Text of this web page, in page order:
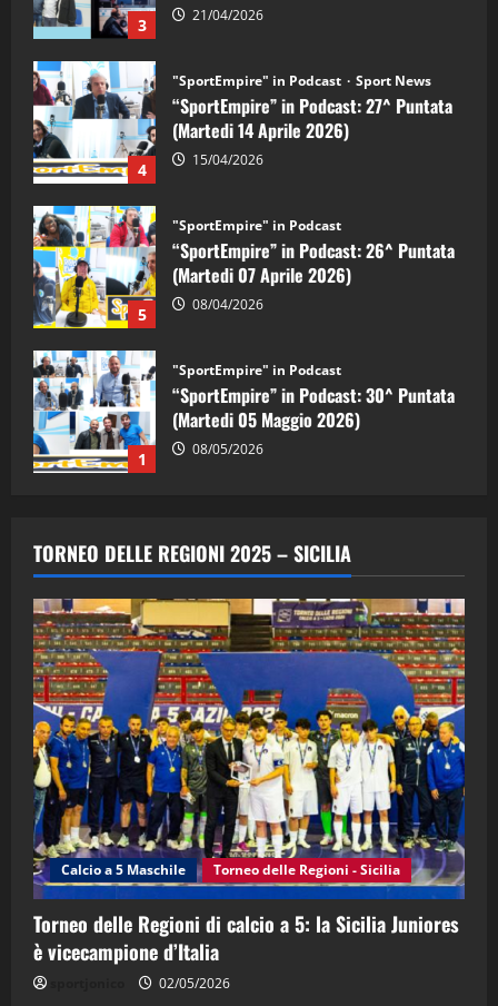
3 21/04/2026
4
"SportEmpire" in Podcast Sport News
“SportEmpire” in Podcast: 27^ Puntata
(Martedi 14 Aprile 2026)
15/04/2026
5
"SportEmpire" in Podcast
“SportEmpire” in Podcast: 26^ Puntata
(Martedi 07 Aprile 2026)
08/04/2026
1
"SportEmpire" in Podcast
“SportEmpire” in Podcast: 30^ Puntata
(Martedi 05 Maggio 2026)
08/05/2026
2
(Martedi 28 Aprile 2026)
3
"SportEmpire" in Podcast
“SportEmpire” in Podcast: 28^ Puntata
(Martedi 21 Aprile 2026)
21/04/2026
4
"SportEmpire" in Podcast Sport News
“SportEmpire” in Podcast: 27^ Puntata
(Martedi 14 Aprile 2026)
15/04/2026
"SportEmpire" in Podcast
“SportEmpire” in Podcast: 26^ Puntata
(Martedi 07 Aprile 2026)
TORNEO DELLE REGIONI 2025 – SICILIA
Calcio a 5 Maschile Torneo delle Regioni - Sicilia
Torneo delle Regioni di calcio a 5: la Sicilia Juniores
è vicecampione d’Italia
02/05/2026